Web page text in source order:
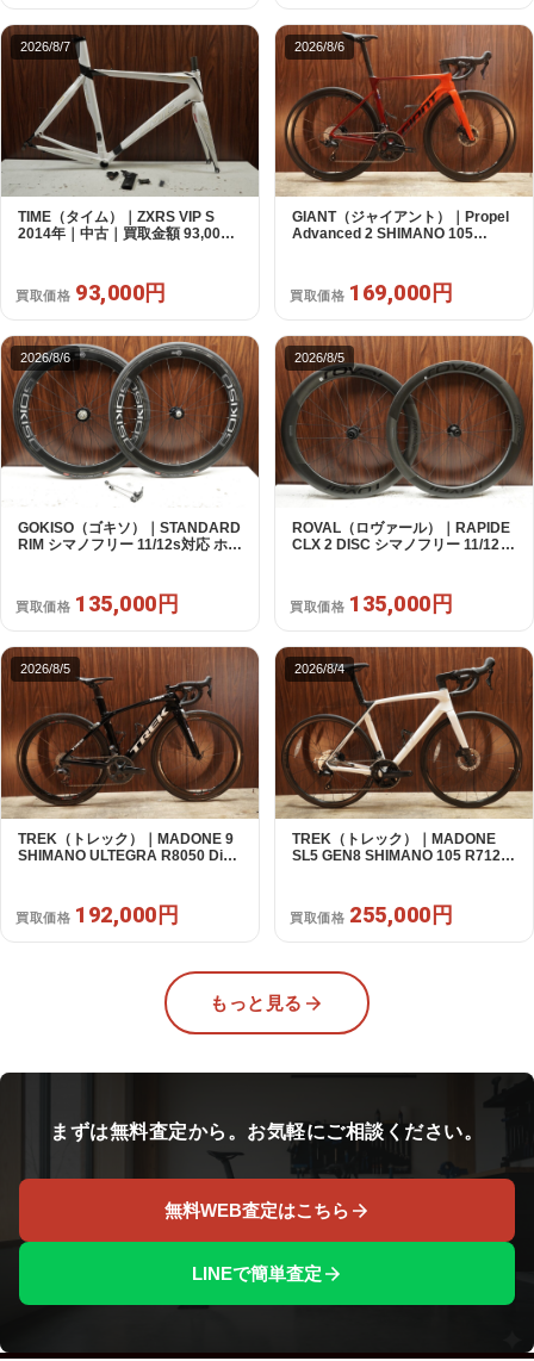
2026/8/7
TIME（タイム）｜ZXRS VIP S
2014年｜中古｜買取金額 93,000
買取価格 93,000円
2026/8/6
GIANT（ジャイアント）｜Propel
Advanced 2 SHIMANO 105
買取価格 169,000円
2026/8/6
GOKISO（ゴキソ）｜STANDARD
RIM シマノフリー 11/12s対応 ホイ
買取価格 135,000円
2026/8/5
ROVAL（ロヴァール）｜RAPIDE
CLX 2 DISC シマノフリー 11/12s
買取価格 135,000円
2026/8/5
TREK（トレック）｜MADONE 9
SHIMANO ULTEGRA R8050 Di2
買取価格 192,000円
2026/8/4
TREK（トレック）｜MADONE
SL5 GEN8 SHIMANO 105 R7120
買取価格 255,000円
もっと見る
まずは無料査定から。お気軽にご相談ください。
無料WEB査定はこちら
LINEで簡単査定